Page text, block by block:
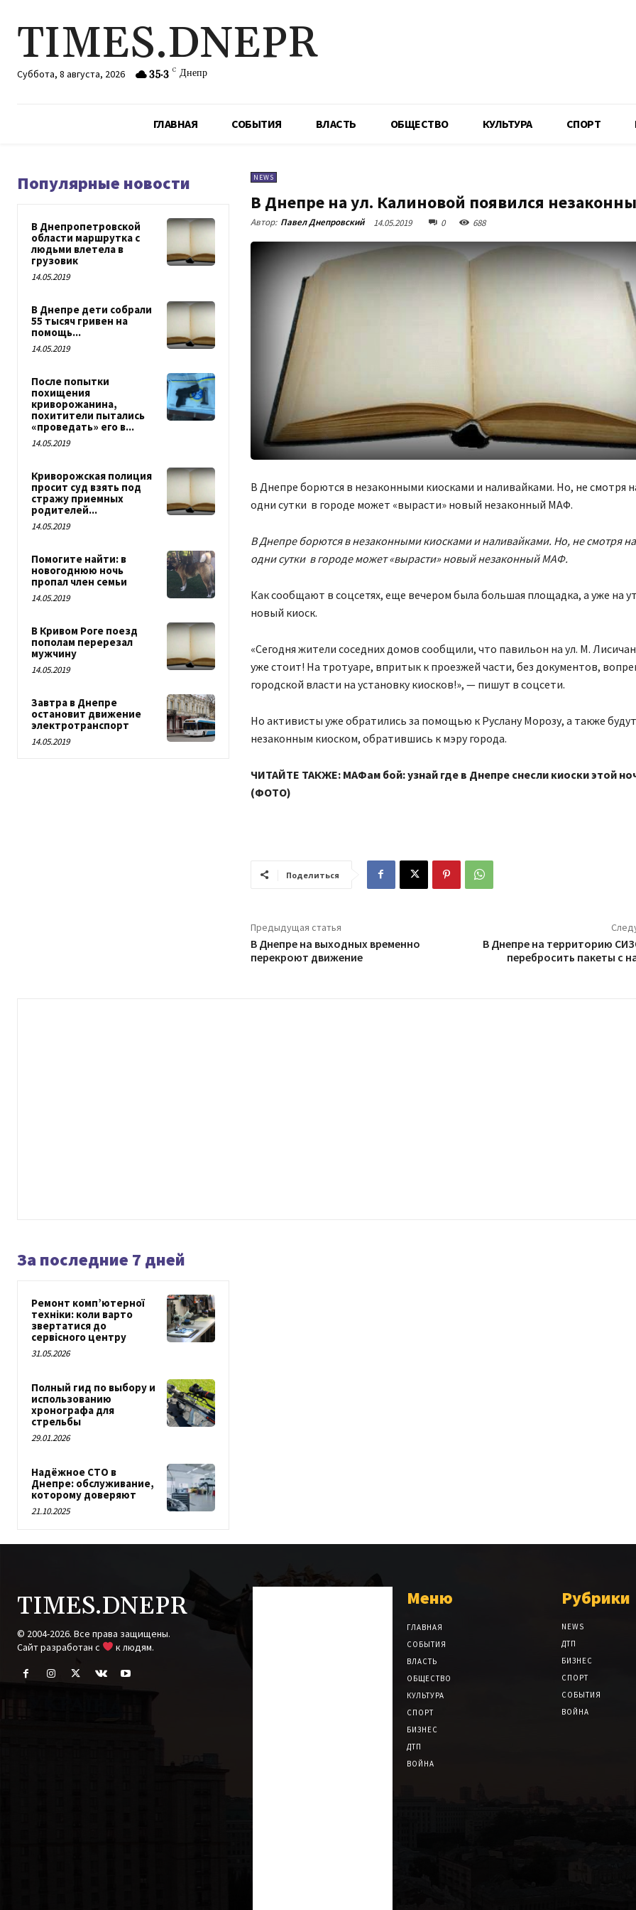
TIMES.DNEPR
Суббота, 8 августа, 2026 35.3 C Днепр
ГЛАВНАЯ СОБЫТИЯ ВЛАСТЬ ОБЩЕСТВО КУЛЬТУРА СПОРТ
Популярные новости
В Днепропетровской
области маршрутка с
людьми влетела в
грузовик
14.05.2019
В Днепре дети собрали
55 тысяч гривен на
помощь...
14.05.2019
После попытки
похищения
криворожанина,
похитители пытались
«проведать» его в...
14.05.2019
Криворожская полиция
просит суд взять под
стражу приемных
родителей...
14.05.2019
Помогите найти: в
новогоднюю ночь
пропал член семьи
14.05.2019
В Кривом Роге поезд
пополам перерезал
мужчину
14.05.2019
Завтра в Днепре
остановит движение
электротранспорт
14.05.2019
NEWS
В Днепре на ул. Калиновой появился
Автор: Павел Днепровский 14.05.2019 0 688
В Днепре борются в незаконными киосками и наливайками. Но, не смотря
одни сутки в городе может «вырасти» новый незаконный МАФ.
В Днепре борются в незаконными киосками и наливайками. Но, не смотря на
одни сутки в городе может «вырасти» новый незаконный МАФ.
Как сообщают в соцсетях, еще вечером была большая площадка, а уже на
новый киоск.
«Сегодня жители соседних домов сообщили, что павильон на ул. М.
уже стоит! На тротуаре, впритык к проезжей части, без документов,
городской власти на установку киосков!», — пишут в соцсети.
Но активисты уже обратились за помощью к Руслану Морозу, а также
незаконным киоском, обратившись к мэру города.
ЧИТАЙТЕ ТАКЖЕ: МАФам бой: узнай где в Днепре снесли киоски этой
(ФОТО)
Поделиться
Предыдущая статья
В Днепре на выходных временно
перекроют движение
В Днепре на территорию
перебросить пакеты с
За последние 7 дней
Ремонт комп’ютерної
техніки: коли варто
звертатися до
сервісного центру
31.05.2026
Полный гид по выбору и
использованию
хронографа для
стрельбы
29.01.2026
Надёжное СТО в
Днепре: обслуживание,
которому доверяют
21.10.2025
TIMES.DNEPR
© 2004-2026. Все права защищены.
Cайт разработан с
к людям.
Меню
ГЛАВНАЯ
СОБЫТИЯ
ВЛАСТЬ
ОБЩЕСТВО
КУЛЬТУРА
СПОРТ
БИЗНЕС
ДТП
ВОЙНА
Рубрики
NEWS
ДТП
БИЗНЕС
СПОРТ
СОБЫТИЯ
ВОЙНА